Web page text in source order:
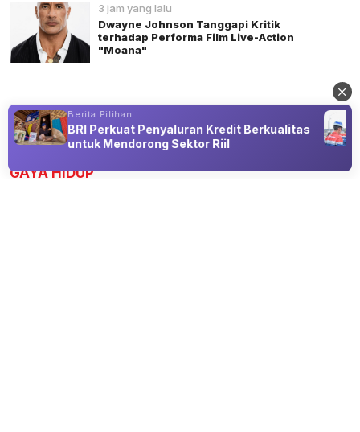
3 jam yang lalu
Dwayne Johnson Tanggapi Kritik
terhadap Performa Film Live-Action
"Moana"
Advertisement
GAYA HIDUP
Berita Pilihan
BRI Perkuat Penyaluran Kredit Berkualitas
untuk Mendorong Sektor Riil